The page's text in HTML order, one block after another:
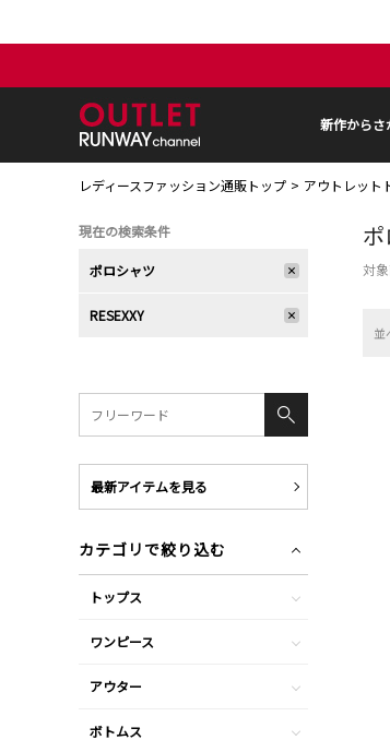
新作からさ
レディースファッション通販トップ アウトレット
対象
並
現在の検索条件
ポロシャツ
RESEXXY
最新アイテムを見る
カテゴリで絞り込む
トップス
ワンピース
アウター
ボトムス